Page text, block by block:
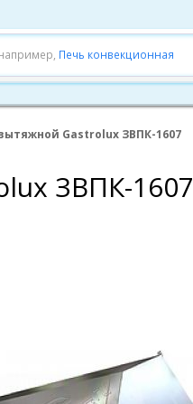
Печь конвекционная
Gastrolux ЗВПК-1607
ЗВПК-1607